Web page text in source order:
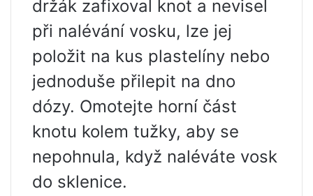
držák zafixoval knot a nevisel
při nalévání vosku, lze jej
položit na kus plastelíny nebo
jednoduše přilepit na dno
dózy. Omotejte horní část
knotu kolem tužky, aby se
nepohnula, když naléváte vosk
do sklenice.